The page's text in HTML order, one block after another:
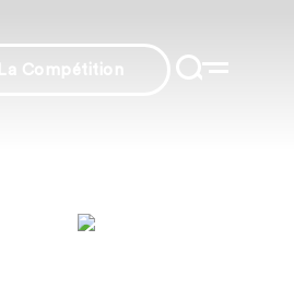
La Compétition